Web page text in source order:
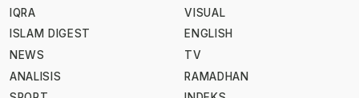
IQRA
ISLAM DIGEST
NEWS
ANALISIS
VISUAL
ENGLISH
TV
RAMADHAN